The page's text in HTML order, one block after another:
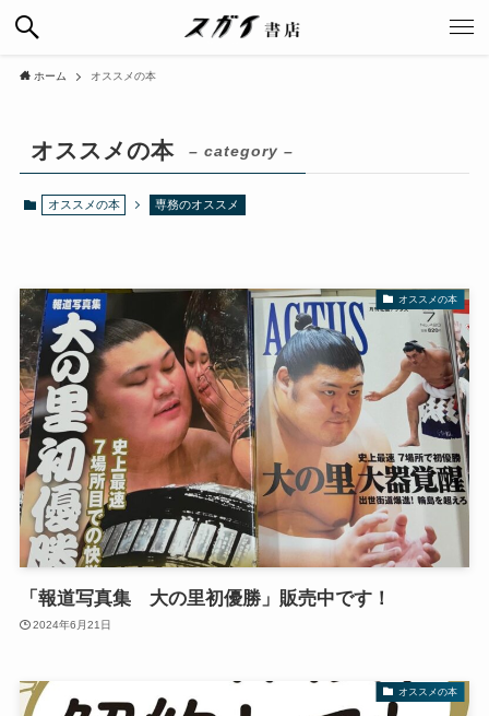
ホーム オススメの本
オススメの本 – category –
オススメの本 専務のオススメ
オススメの本
「報道写真集 大の里初優勝」販売中です！
2024年6月21日
オススメの本